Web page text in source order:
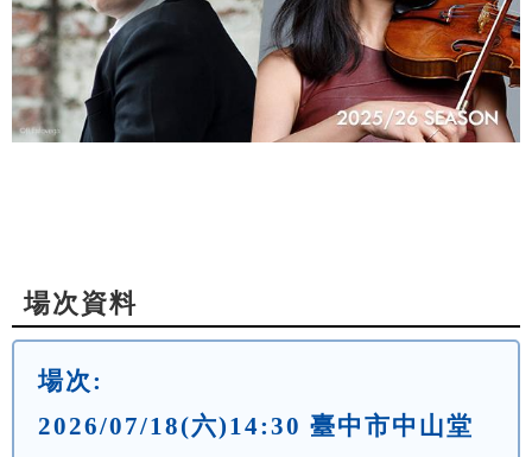
場次資料
場次:
2026/07/18(六)14:30 臺中市中山堂